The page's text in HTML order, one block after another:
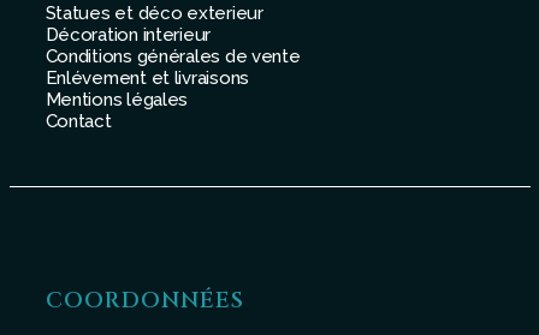
Statues et déco exterieur
Décoration interieur
Conditions générales de vente
Enlévement et livraisons
Mentions légales
Contact
COORDONNÉES